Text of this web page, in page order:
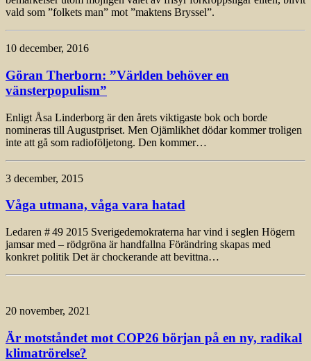
vald som ”folkets man” mot ”maktens Bryssel”.
10 december, 2016
Göran Therborn: ”Världen behöver en
vänsterpopulism”
Enligt Åsa Linderborg är den årets viktigaste bok och borde
nomineras till Augustpriset. Men Ojämlikhet dödar kommer troligen
inte att gå som radioföljetong. Den kommer…
3 december, 2015
Våga utmana, våga vara hatad
Ledaren # 49 2015 Sverigedemokraterna har vind i seglen Högern
jamsar med – rödgröna är handfallna Förändring skapas med
konkret politik Det är chockerande att bevittna…
20 november, 2021
Är motståndet mot COP26 början på en ny, radikal
klimatrörelse?